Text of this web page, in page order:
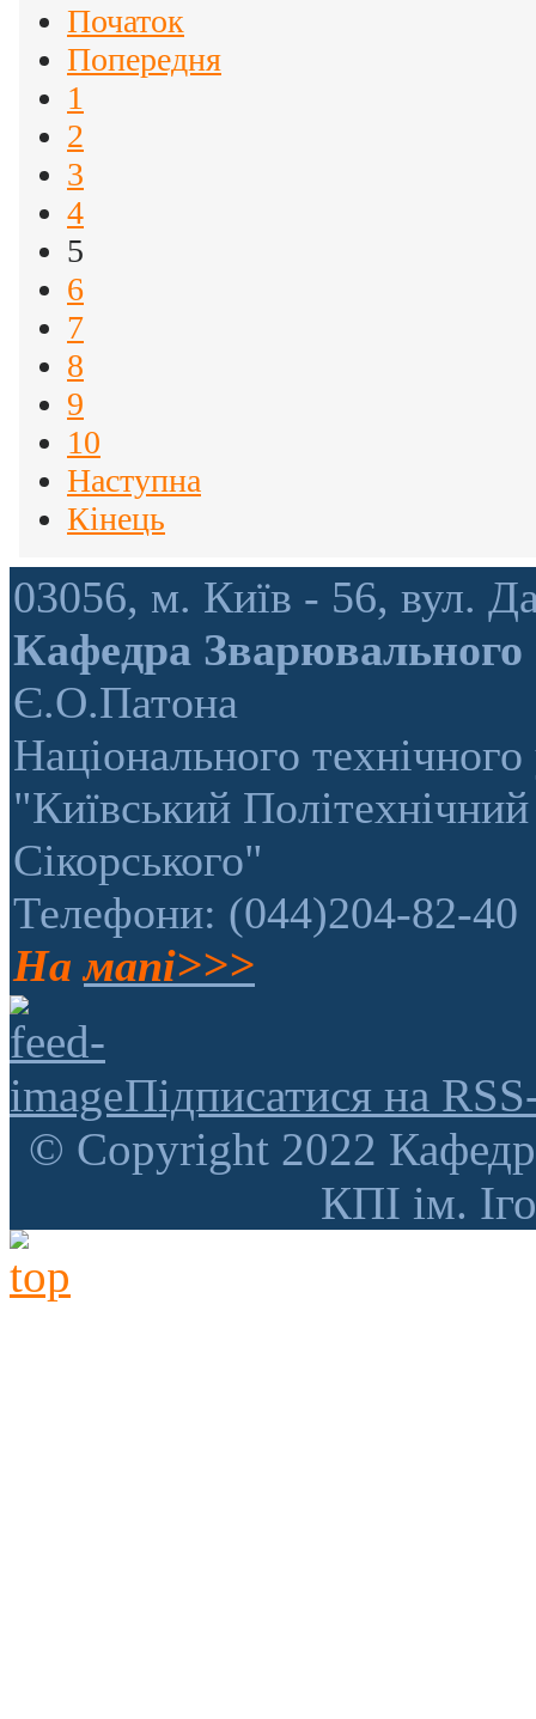
Початок
Попередня
1
2
3
4
5
6
7
8
9
10
Наступна
Кінець
03056, м. Київ - 56, вул.
Кафедра
Є.О.Патона
Національного
"Київський Політехнічний
Сікорського"
Телефони: (044)204-82-40
Намапі>>>
Підписатися на
© Copyright 2022
КПІ ім.